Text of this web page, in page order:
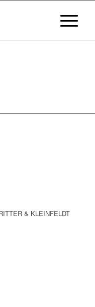
& KLEINFELDT